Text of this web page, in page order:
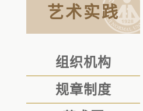
艺术实践
组织机构
规章制度